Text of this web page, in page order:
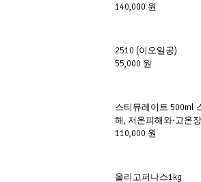
140,000 원
2510 (이오일공)
55,000 원
스티뮤레이트 500ml
해, 저온피해와·고온
이상기후로 인한 피해
110,000 원
올리고퍼나스1kg